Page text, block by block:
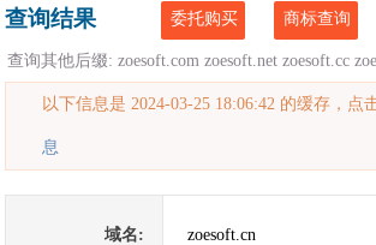
查询结果 委托购买 商标查询
查询其他后缀:zoesoft.com zoesoft.net zoesoft.cc
以下信息是 2024-03-25 18:06:42 的缓存，点
息
域名: zoesoft.cn